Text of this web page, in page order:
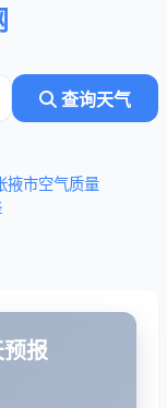
查询天气
掖市空气质量
报